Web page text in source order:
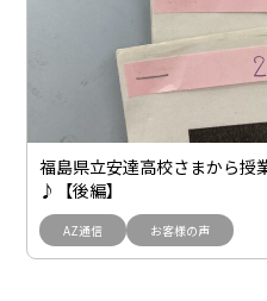
福島県立安達高校さまから授
♪【後編】
AZ通信 お客様の声